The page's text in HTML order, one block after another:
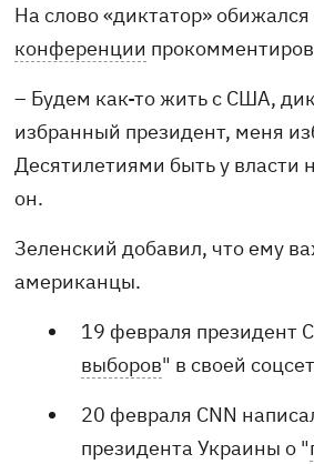
На слово «диктатор»
конференции
– Будем как-то жить с США,
избранный президент, меня
Десятилетиями быть у власти
он.
Зеленский добавил, что ему
американцы.
19 февраля президент
выборов" в своей
20 февраля CNN
президента Украины о "